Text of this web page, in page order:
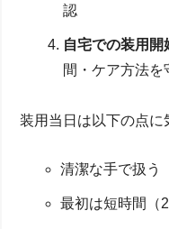
認
自宅での装用開
間・ケア方法を
装用当日は以下の点に
清潔な手で扱う
最初は短時間（